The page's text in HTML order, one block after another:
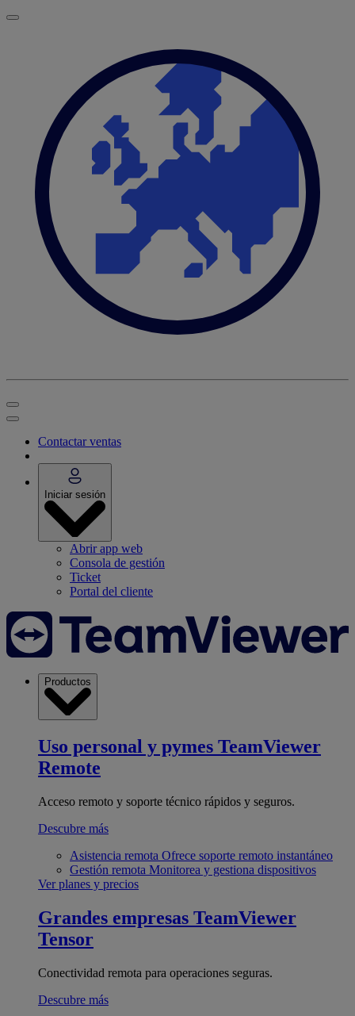
Contactar ventas
Iniciar sesión
Abrir app web
Consola de gestión
Ticket
Portal del cliente
Productos
Uso personal y pymes TeamViewer
Remote
Acceso remoto y soporte técnico rápidos y seguros.
Descubre más
Asistencia remota Ofrece soporte remoto instantáneo
Gestión remota Monitorea y gestiona dispositivos
Ver planes y precios
Grandes empresas TeamViewer
Tensor
Conectividad remota para operaciones seguras.
Descubre más